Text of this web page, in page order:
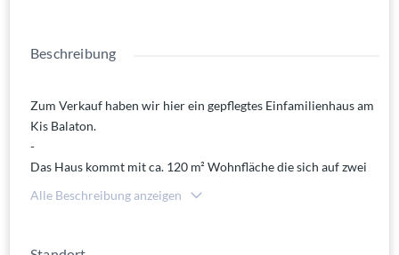
Beschreibung
Zum Verkauf haben wir hier ein gepflegtes Einfamilienhaus am
Kis Balaton.
-
Das Haus kommt mit ca. 120 m² Wohnfläche die sich auf zwei
ein Wannenbad sowie ein Schlafzimmer und Gäste WC.
Alle Beschreibung anzeigen